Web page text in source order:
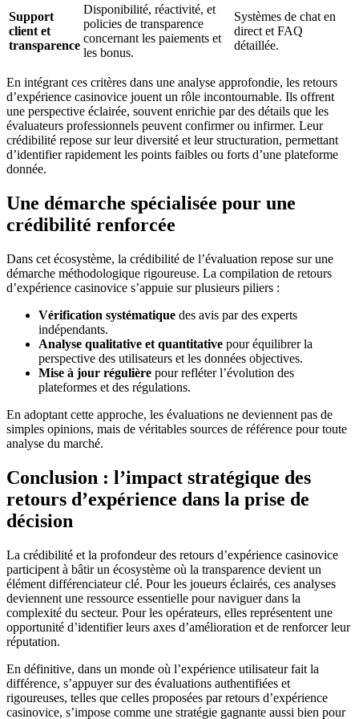
Support
client et
transparence
Disponibilité, réactivité, et
policies de transparence
concernant les paiements et
les bonus.
Systèmes de chat en
direct et FAQ
détaillée.
En intégrant ces critères dans une analyse approfondie, les retours
d’expérience casinovice jouent un rôle incontournable. Ils offrent
une perspective éclairée, souvent enrichie par des détails que les
évaluateurs professionnels peuvent confirmer ou infirmer. Leur
crédibilité repose sur leur diversité et leur structuration, permettant
d’identifier rapidement les points faibles ou forts d’une plateforme
donnée.
Une démarche spécialisée pour une
crédibilité renforcée
Dans cet écosystème, la crédibilité de l’évaluation repose sur une
démarche méthodologique rigoureuse. La compilation de retours
d’expérience casinovice s’appuie sur plusieurs piliers :
Vérification systématique des avis par des experts
indépendants.
Analyse qualitative et quantitative pour équilibrer la
perspective des utilisateurs et les données objectives.
Mise à jour régulière pour refléter l’évolution des
plateformes et des régulations.
En adoptant cette approche, les évaluations ne deviennent pas de
simples opinions, mais de véritables sources de référence pour toute
analyse du marché.
Conclusion : l’impact stratégique des
retours d’expérience dans la prise de
décision
La crédibilité et la profondeur des retours d’expérience casinovice
participent à bâtir un écosystème où la transparence devient un
élément différenciateur clé. Pour les joueurs éclairés, ces analyses
deviennent une ressource essentielle pour naviguer dans la
complexité du secteur. Pour les opérateurs, elles représentent une
opportunité d’identifier leurs axes d’amélioration et de renforcer leur
réputation.
En définitive, dans un monde où l’expérience utilisateur fait la
différence, s’appuyer sur des évaluations authentifiées et
rigoureuses, telles que celles proposées par retours d’expérience
casinovice, s’impose comme une stratégie gagnante aussi bien pour